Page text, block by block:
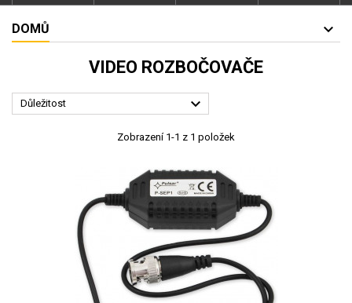
DOMŮ
VIDEO ROZBOČOVAČE
Důležitost 
Zobrazení 1-1 z 1 položek